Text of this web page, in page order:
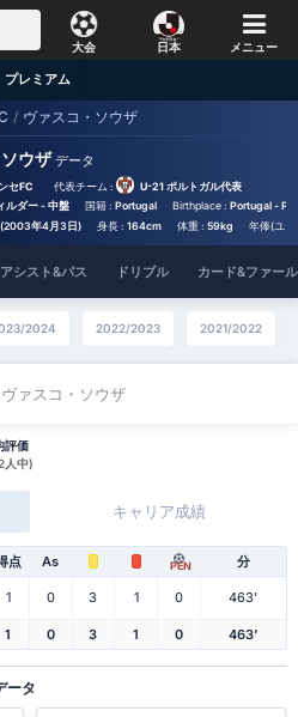
大会 日本 メニュー
プレミアム
/ ヴァスコ・ソウザ
ウザデータ
セFC 代表チーム :
U-21 ポルトガル代表
ルダー - 中盤 国籍 : Portugal Birthplace : Portugal -
年4月3日) 身長 : 164cm 体重 : 59kg 年俸(ユ
アシスト&パス ドリブル カード&ファール
2024 2022/2023 2021/2022
ァスコ・ソウザ
評価
人中)
キャリア成績
点 As PEN 分
1 0 3 1 0 463'
1 0 3 1 0 463'
ータ